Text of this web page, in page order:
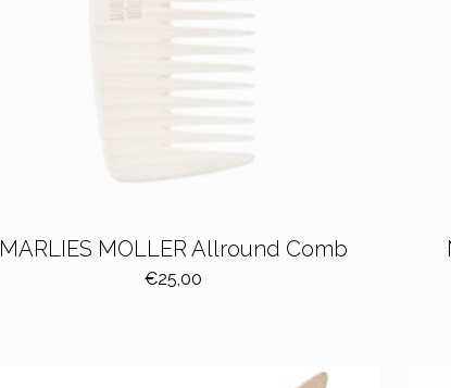
MARLIES MOLLER Allround Comb
€25,00